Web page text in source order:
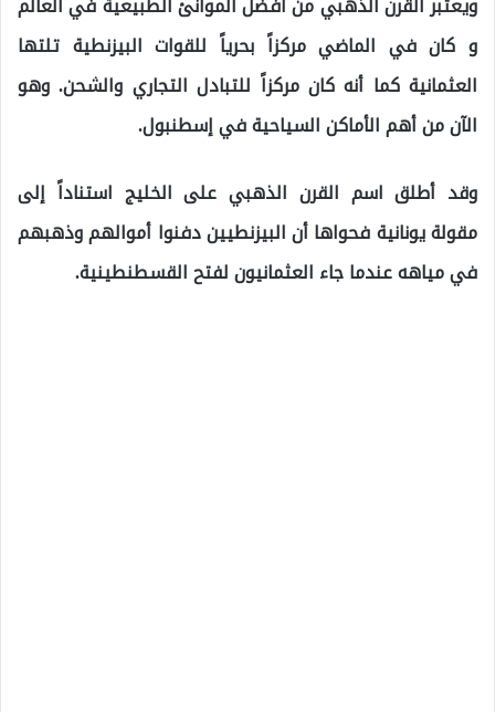
و كان في الماضي مركزاً بحرياً للقوات البيزنطية تلتها
العثمانية كما أنه كان مركزاً للتبادل التجاري والشحن. وهو
الآن من أهم الأماكن السياحية في إسطنبول.
وقد أطلق اسم القرن الذهبي على الخليج استناداً إلى
مقولة يونانية فحواها أن البيزنطيين دفنوا أموالهم وذهبهم
في مياهه عندما جاء العثمانيون لفتح القسطنطينية.